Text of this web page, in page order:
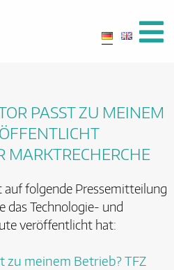
PASST ZU MEINEM
MARKTRECHERCHE
folgende Pressemitteilung
das Technologie- und
veröffentlicht hat:
zu meinem Betrieb? TFZ